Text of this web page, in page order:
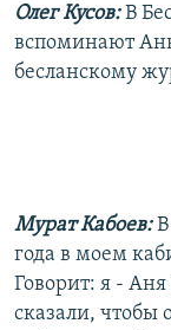
Олег Кусов:В
вспоминают
бесланскому
Мурат Кабоев:
года в моем
Говорит: я -
сказали, чтобы